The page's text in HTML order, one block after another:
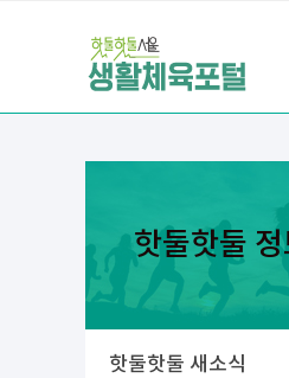
핫둘핫둘
핫둘핫둘 새소식